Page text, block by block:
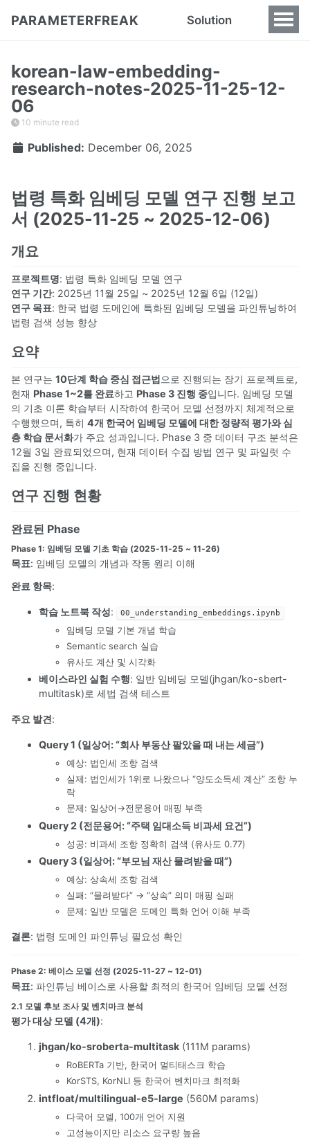
PARAMETERFREAK Solution
korean-law-embedding-
research-notes-2025-11-25-12-
06
10 minute read
Published: December 06, 2025
법령 특화 임베딩 모델 연구 진행 보고
서 (2025-11-25 ~ 2025-12-06)
개요
프로젝트명: 법령 특화 임베딩 모델 연구
연구 기간: 2025년 11월 25일 ~ 2025년 12월 6일 (12일)
연구 목표: 한국 법령 도메인에 특화된 임베딩 모델을 파인튜닝하여
법령 검색 성능 향상
요약
본 연구는 10단계 학습 중심 접근법으로 진행되는 장기 프로젝트로,
현재 Phase 1~2를 완료하고 Phase 3 진행 중입니다. 임베딩 모델
의 기초 이론 학습부터 시작하여 한국어 모델 선정까지 체계적으로
수행했으며, 특히 4개 한국어 임베딩 모델에 대한 정량적 평가와 심
층 학습 문서화가 주요 성과입니다. Phase 3 중 데이터 구조 분석은
12월 3일 완료되었으며, 현재 데이터 수집 방법 연구 및 파일럿 수
집을 진행 중입니다.
연구 진행 현황
완료된 Phase
Phase 1: 임베딩 모델 기초 학습 (2025-11-25 ~ 11-26)
목표: 임베딩 모델의 개념과 작동 원리 이해
완료 항목:
학습 노트북 작성: 00_understanding_embeddings.ipynb
임베딩 모델 기본 개념 학습
Semantic search 실습
유사도 계산 및 시각화
베이스라인 실험 수행: 일반 임베딩 모델(jhgan/ko-sbert-
multitask)로 세법 검색 테스트
주요 발견:
Query 1 (일상어: “회사 부동산 팔았을 때 내는 세금”)
예상: 법인세 조항 검색
실제: 법인세가 1위로 나왔으나 “양도소득세 계산” 조항 누
락
문제: 일상어→전문용어 매핑 부족
Query 2 (전문용어: “주택 임대소득 비과세 요건”)
성공: 비과세 조항 정확히 검색 (유사도 0.77)
Query 3 (일상어: “부모님 재산 물려받을 때”)
예상: 상속세 조항 검색
실패: “물려받다” → “상속” 의미 매핑 실패
문제: 일반 모델은 도메인 특화 언어 이해 부족
결론: 법령 도메인 파인튜닝 필요성 확인
Phase 2: 베이스 모델 선정 (2025-11-27 ~ 12-01)
목표: 파인튜닝 베이스로 사용할 최적의 한국어 임베딩 모델 선정
2.1 모델 후보 조사 및 벤치마크 분석
평가 대상 모델 (4개):
jhgan/ko-sroberta-multitask (111M params)
RoBERTa 기반, 한국어 멀티태스크 학습
KorSTS, KorNLI 등 한국어 벤치마크 최적화
intfloat/multilingual-e5-large (560M params)
다국어 모델, 100개 언어 지원
고성능이지만 리소스 요구량 높음